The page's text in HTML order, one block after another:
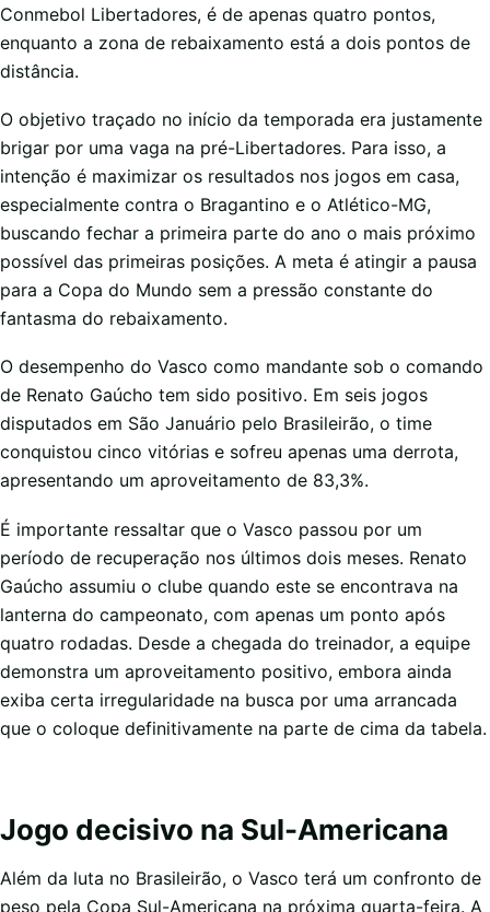
Conmebol Libertadores, é de apenas quatro pontos,
enquanto a zona de rebaixamento está a dois pontos de
distância.
O objetivo traçado no início da temporada era justamente
brigar por uma vaga na pré-Libertadores. Para isso, a
intenção é maximizar os resultados nos jogos em casa,
especialmente contra o Bragantino e o Atlético-MG,
buscando fechar a primeira parte do ano o mais próximo
possível das primeiras posições. A meta é atingir a pausa
para a Copa do Mundo sem a pressão constante do
fantasma do rebaixamento.
O desempenho do Vasco como mandante sob o comando
de Renato Gaúcho tem sido positivo. Em seis jogos
disputados em São Januário pelo Brasileirão, o time
conquistou cinco vitórias e sofreu apenas uma derrota,
apresentando um aproveitamento de 83,3%.
É importante ressaltar que o Vasco passou por um
período de recuperação nos últimos dois meses. Renato
Gaúcho assumiu o clube quando este se encontrava na
lanterna do campeonato, com apenas um ponto após
quatro rodadas. Desde a chegada do treinador, a equipe
demonstra um aproveitamento positivo, embora ainda
exiba certa irregularidade na busca por uma arrancada
que o coloque definitivamente na parte de cima da tabela.
Jogo decisivo na Sul-Americana
Além da luta no Brasileirão, o Vasco terá um confronto de
peso pela Copa Sul-Americana na próxima quarta-feira. A